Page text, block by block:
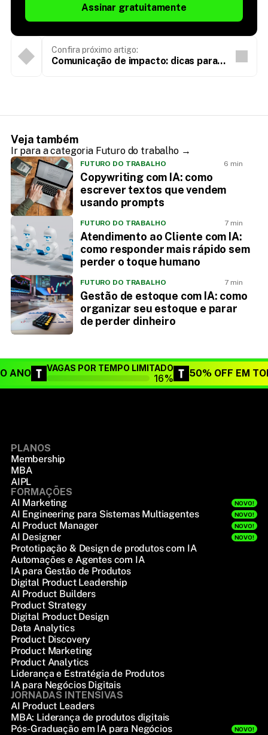
Assinar gratuitamente
Confira próximo artigo:
Comunicação de impacto: dicas para
Veja também
Ir para a categoria Futuro do trabalho →
FUTURO DO TRABALHO 6 min
Copywriting com IA: como
escrever textos que vendem
usando prompts
FUTURO DO TRABALHO 7 min
Atendimento ao Cliente com IA:
como responder mais rápido sem
perder o toque humano
FUTURO DO TRABALHO 7 min
Gestão de estoque com IA: como
organizar seu estoque e parar
de perder dinheiro
ANO VAGAS POR TEMPO LIMITADO
16% 50% OFF EM
PLANOS
Membership
MBA
AIPL
FORMAÇÕES
AI Marketing
NOVO!
AI Engineering para Sistemas Multiagentes NOVO!
AI Product Manager NOVO!
AI Designer NOVO!
Prototipação & Design de produtos com IA
Automações e Agentes com IA
IA para Gestão de Produtos
Digital Product Leadership
AI Product Builders
Product Strategy
Digital Product Design
Data Analytics
Product Discovery
Product Marketing
Product Analytics
Liderança e Estratégia de Produtos
IA para Negócios Digitais
JORNADAS INTENSIVAS
AI Product Leaders
MBA: Liderança de produtos digitais
Pós-Graduação em IA para Negócios
NOVO!